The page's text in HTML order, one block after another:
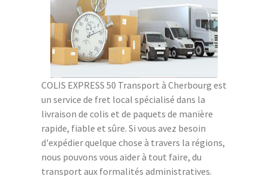
COLIS EXPRESS 50 Transport à Cherbourg est
un service de fret local spécialisé dans la
livraison de colis et de paquets de manière
rapide, fiable et sûre. Si vous avez besoin
d'expédier quelque chose à travers la régions,
nous pouvons vous aider à tout faire, du
transport aux formalités administratives.